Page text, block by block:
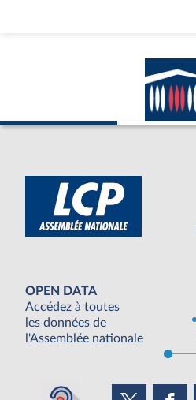
OPEN DATA
Accédez à toutes
les données de
l'Assemblée nationale